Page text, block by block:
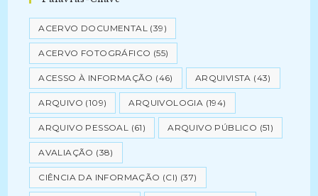
ACERVO DOCUMENTAL (39)
ACERVO FOTOGRÁFICO (55)
ACESSO À INFORMAÇÃO (46) ARQUIVISTA (43)
ARQUIVO (109) ARQUIVOLOGIA (194)
ARQUIVO PESSOAL (61) ARQUIVO PÚBLICO (51)
AVALIAÇÃO (38)
CIÊNCIA DA INFORMAÇÃO (CI) (37)